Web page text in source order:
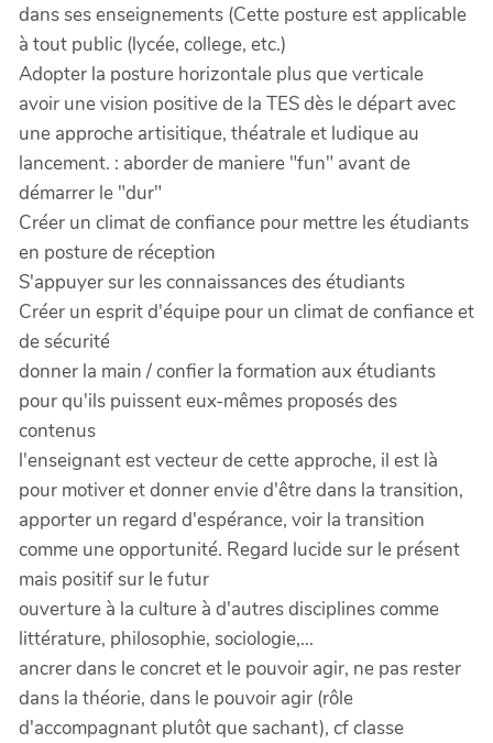
dans ses enseignements (Cette posture est applicable
à tout public (lycée, college, etc.)
Adopter la posture horizontale plus que verticale
avoir une vision positive de la TES dès le départ avec
une approche artisitique, théatrale et ludique au
lancement. : aborder de maniere "fun" avant de
démarrer le "dur"
Créer un climat de confiance pour mettre les étudiants
en posture de réception
S'appuyer sur les connaissances des étudiants
Créer un esprit d'équipe pour un climat de confiance et
de sécurité
donner la main / confier la formation aux étudiants
pour qu'ils puissent eux-mêmes proposés des
contenus
l'enseignant est vecteur de cette approche, il est là
pour motiver et donner envie d'être dans la transition,
apporter un regard d'espérance, voir la transition
comme une opportunité. Regard lucide sur le présent
mais positif sur le futur
ouverture à la culture à d'autres disciplines comme
littérature, philosophie, sociologie,...
ancrer dans le concret et le pouvoir agir, ne pas rester
dans la théorie, dans le pouvoir agir (rôle
d'accompagnant plutôt que sachant), cf classe